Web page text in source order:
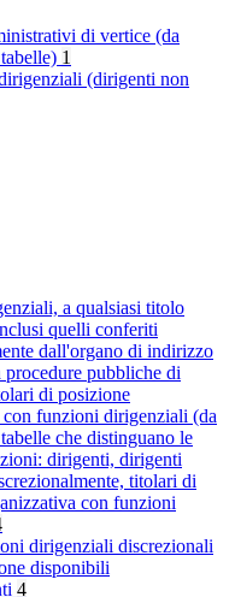
di vertice (da
1
(dirigenti non
a qualsiasi titolo
quelli conferiti
dall'organo di indirizzo
procedure pubbliche di
di posizione
funzioni dirigenziali (da
che distinguano le
dirigenti, dirigenti
titolari di
con funzioni
dirigenziali discrezionali
disponibili
4